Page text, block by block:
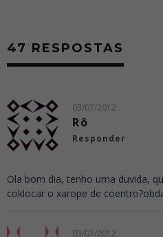
47 RESPOSTAS
03/07/2012
Rô
Responder
Ola bom dia, tenho uma duvida,
coklocar o xarope de
03/07/2012